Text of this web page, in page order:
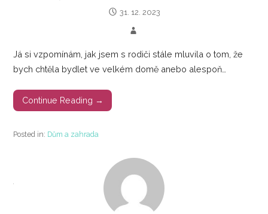
31. 12. 2023
Já si vzpomínám, jak jsem s rodiči stále mluvila o tom, že
bych chtěla bydlet ve velkém domě anebo alespoň…
Continue Reading →
Posted in: Dům a zahrada